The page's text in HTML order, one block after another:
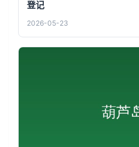
登记
2026-05-23